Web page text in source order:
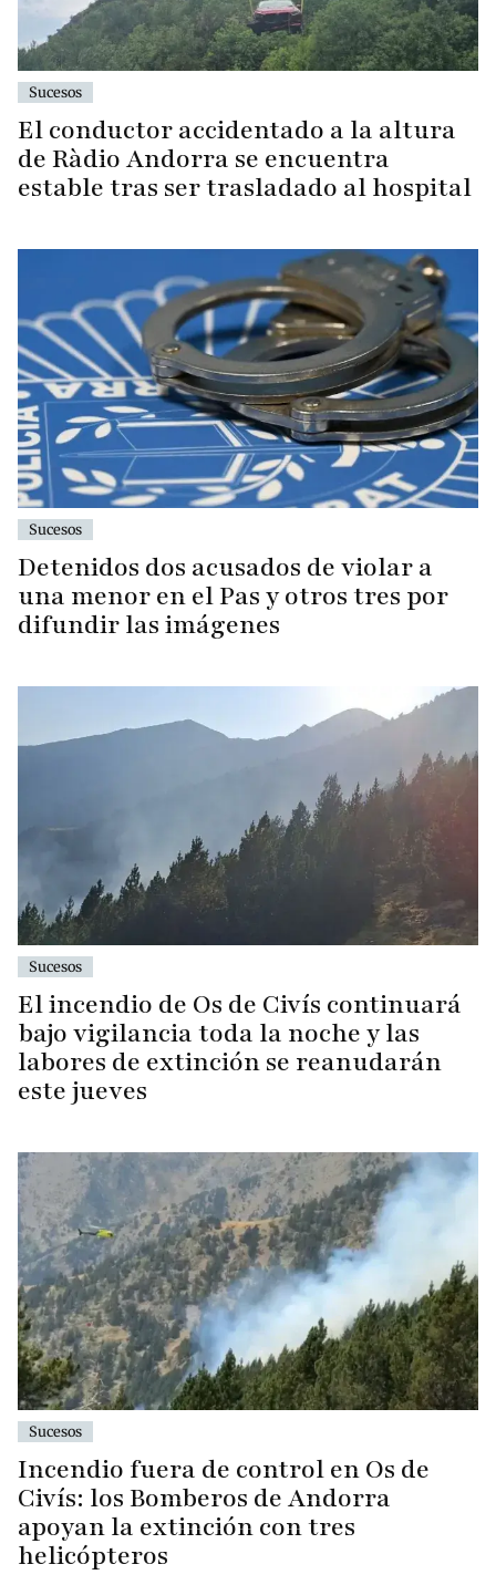
Sucesos
El conductor accidentado a la altura
de Ràdio Andorra se encuentra
estable tras ser trasladado al hospital
Sucesos
Detenidos dos acusados de violar a
una menor en el Pas y otros tres por
difundir las imágenes
Sucesos
El incendio de Os de Civís continuará
bajo vigilancia toda la noche y las
labores de extinción se reanudarán
este jueves
Sucesos
Incendio fuera de control en Os de
Civís: los Bomberos de Andorra
apoyan la extinción con tres
helicópteros